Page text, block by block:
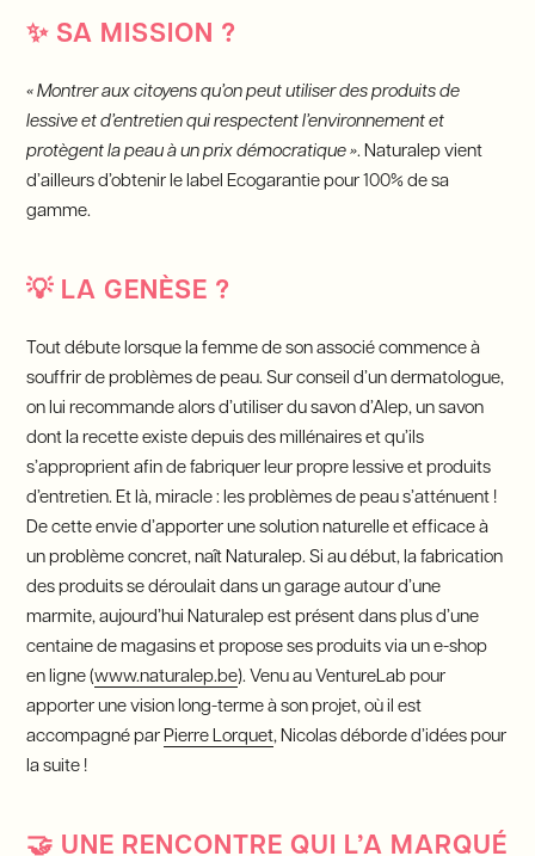
✨ SA MISSION ?
« Montrer aux citoyens qu’on peut utiliser des produits de
lessive et d’entretien qui respectent l’environnement et
protègent la peau à un prix démocratique ». Naturalep vient
d’ailleurs d’obtenir le label Ecogarantie pour 100% de sa
gamme.
💡 LA GENÈSE ?
Tout débute lorsque la femme de son associé commence à
souffrir de problèmes de peau. Sur conseil d’un dermatologue,
on lui recommande alors d’utiliser du savon d’Alep, un savon
dont la recette existe depuis des millénaires et qu’ils
s’approprient afin de fabriquer leur propre lessive et produits
d’entretien. Et là, miracle : les problèmes de peau s’atténuent !
De cette envie d’apporter une solution naturelle et efficace à
un problème concret, naît Naturalep. Si au début, la fabrication
des produits se déroulait dans un garage autour d’une
marmite, aujourd’hui Naturalep est présent dans plus d’une
centaine de magasins et propose ses produits via un e-shop
en ligne (www.naturalep.be). Venu au VentureLab pour
apporter une vision long-terme à son projet, où il est
accompagné parPierre Lorquet, Nicolas déborde d’idées pour
la suite !
🤝 UNE RENCONTRE QUI L’A MARQUÉ